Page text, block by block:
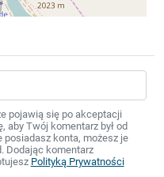
pojawią się po akceptacji
aby Twój komentarz był od
posiadasz konta, możesz je
Dodając komentarz
Polityką Prywatności